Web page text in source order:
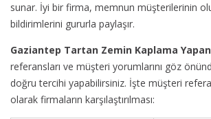
sunar. İyi bir firma, memnun müşterilerinin
bildirimlerini gururla paylaşır.
Gaziantep Tartan Zemin Kaplama
referansları ve müşteri yorumlarını göz
doğru tercihi yapabilirsiniz. İşte müşteri
olarak firmaların karşılaştırılması: